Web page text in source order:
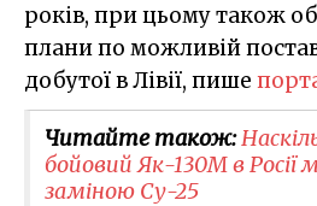
років, при цьому також
плани по можливій
добутої в Лівії, пише
Читайте також:
бойовий Як-130М в
заміною Су-25